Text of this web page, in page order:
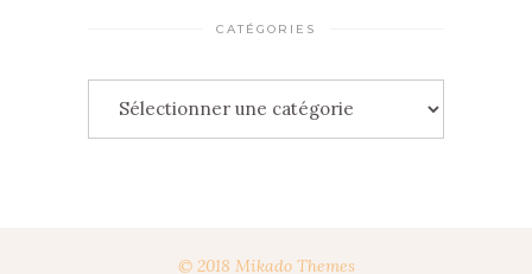
CATÉGORIES
Catégories
© 2018 Mikado Themes